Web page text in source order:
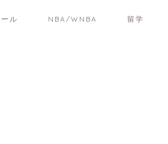
ル NBA/WNBA 留学